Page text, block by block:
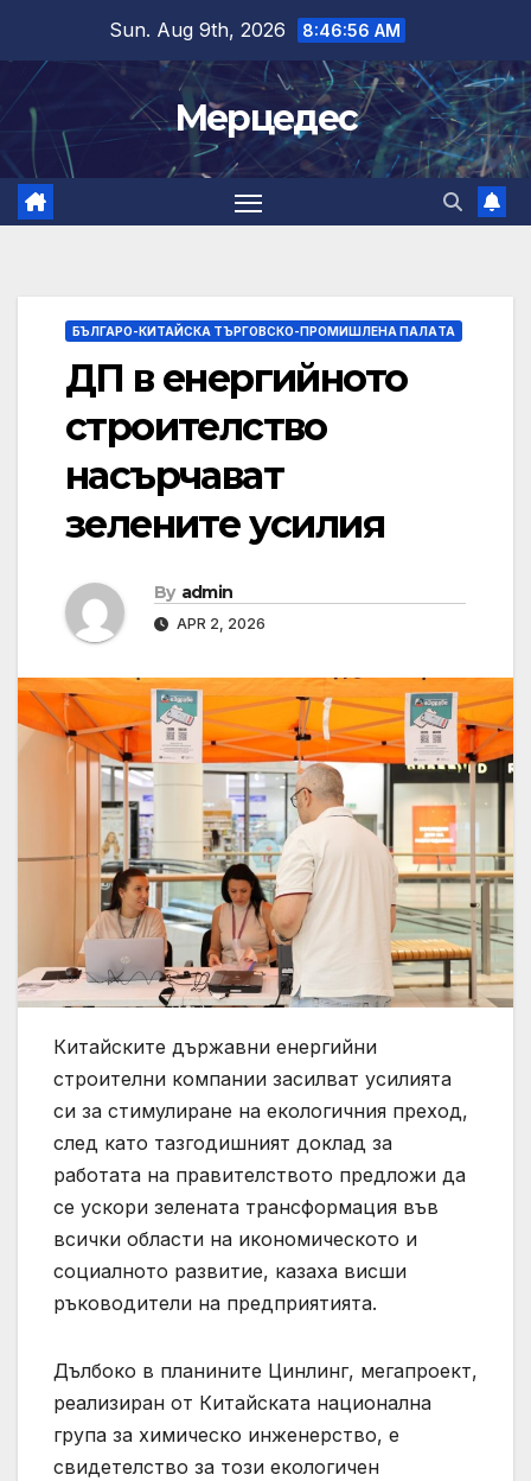
content
Sun. Aug 9th, 2026 8:46:56 AM
Мерцедес
БЪЛГАРО-КИТАЙСКА ТЪРГОВСКО-ПРОМИШЛЕНА ПАЛAТА
ДП в енергийното
строителство
насърчават
зелените усилия
By admin
APR 2, 2026
Китайските държавни енергийни
строителни компании засилват усилията
си за стимулиране на екологичния преход,
след като тазгодишният доклад за
работата на правителството предложи да
се ускори зелената трансформация във
всички области на икономическото и
социалното развитие, казаха висши
ръководители на предприятията.
Дълбоко в планините Цинлинг, мегапроект,
реализиран от Китайската национална
група за химическо инженерство, е
свидетелство за този екологичен